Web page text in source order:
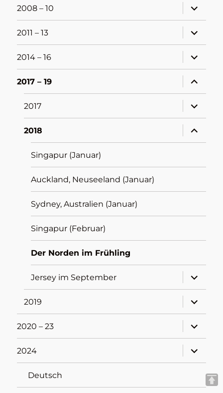
2008 – 10
öffnen
2011 – 13
öffnen
2014 – 16
öffnen
2017 – 19
öffnen
2017
öffnen
2018
öffnen
Singapur (Januar)
Auckland, Neuseeland (Januar)
Sydney, Australien (Januar)
Singapur (Februar)
Der Norden im Frühling
Jersey im September
öffnen
2019
öffnen
2020 – 23
öffnen
2024
öffnen
Deutsch